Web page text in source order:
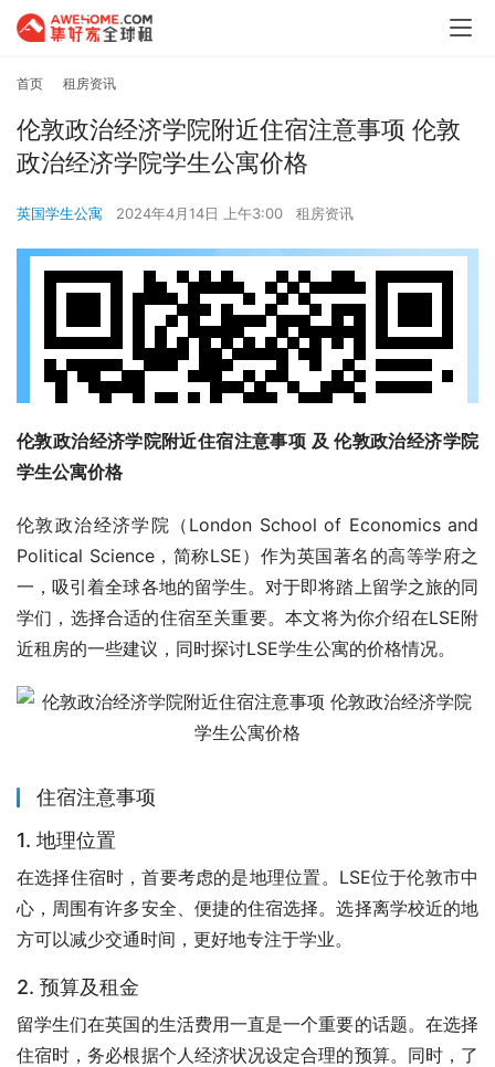
首页 租房资讯
伦敦政治经济学院附近住宿注意事项 伦敦
政治经济学院学生公寓价格
英国学生公寓 2024年4月14日 上午3:00 租房资讯
伦敦政治经济学院附近住宿注意事项 及 伦敦政治经济学院
学生公寓价格
伦敦政治经济学院（London School of Economics and
Political Science，简称LSE）作为英国著名的高等学府之
一，吸引着全球各地的留学生。对于即将踏上留学之旅的同
学们，选择合适的住宿至关重要。本文将为你介绍在LSE附
近租房的一些建议，同时探讨LSE学生公寓的价格情况。
住宿注意事项
1. 地理位置
在选择住宿时，首要考虑的是地理位置。LSE位于伦敦市中
心，周围有许多安全、便捷的住宿选择。选择离学校近的地
方可以减少交通时间，更好地专注于学业。
2. 预算及租金
留学生们在英国的生活费用一直是一个重要的话题。在选择
住宿时，务必根据个人经济状况设定合理的预算。同时，了